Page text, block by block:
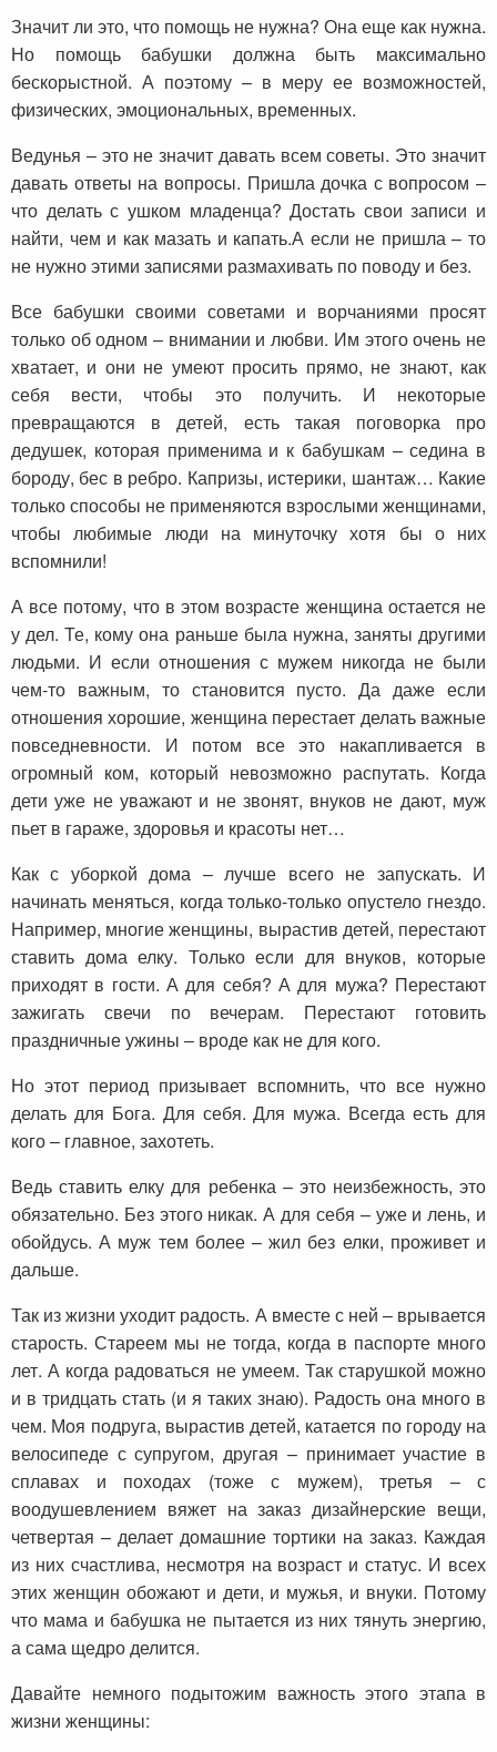
Значит ли это, что помощь не нужна? Она еще как нужна.
Но помощь бабушки должна быть максимально
бескорыстной. А поэтому – в меру ее возможностей,
физических, эмоциональных, временных.
Ведунья – это не значит давать всем советы. Это значит
давать ответы на вопросы. Пришла дочка с вопросом –
что делать с ушком младенца? Достать свои записи и
найти, чем и как мазать и капать.А если не пришла – то
не нужно этими записями размахивать по поводу и без.
Все бабушки своими советами и ворчаниями просят
только об одном – внимании и любви. Им этого очень не
хватает, и они не умеют просить прямо, не знают, как
себя вести, чтобы это получить. И некоторые
превращаются в детей, есть такая поговорка про
дедушек, которая применима и к бабушкам – седина в
бороду, бес в ребро. Капризы, истерики, шантаж… Какие
только способы не применяются взрослыми женщинами,
чтобы любимые люди на минуточку хотя бы о них
вспомнили!
А все потому, что в этом возрасте женщина остается не
у дел. Те, кому она раньше была нужна, заняты другими
людьми. И если отношения с мужем никогда не были
чем-то важным, то становится пусто. Да даже если
отношения хорошие, женщина перестает делать важные
повседневности. И потом все это накапливается в
огромный ком, который невозможно распутать. Когда
дети уже не уважают и не звонят, внуков не дают, муж
пьет в гараже, здоровья и красоты нет…
Как с уборкой дома – лучше всего не запускать. И
начинать меняться, когда только-только опустело гнездо.
Например, многие женщины, вырастив детей, перестают
ставить дома елку. Только если для внуков, которые
приходят в гости. А для себя? А для мужа? Перестают
зажигать свечи по вечерам. Перестают готовить
праздничные ужины – вроде как не для кого.
Но этот период призывает вспомнить, что все нужно
делать для Бога. Для себя. Для мужа. Всегда есть для
кого – главное, захотеть.
Ведь ставить елку для ребенка – это неизбежность, это
обязательно. Без этого никак. А для себя – уже и лень, и
обойдусь. А муж тем более – жил без елки, проживет и
дальше.
Так из жизни уходит радость. А вместе с ней – врывается
старость. Стареем мы не тогда, когда в паспорте много
лет. А когда радоваться не умеем. Так старушкой можно
и в тридцать стать (и я таких знаю). Радость она много в
чем. Моя подруга, вырастив детей, катается по городу на
велосипеде с супругом, другая – принимает участие в
сплавах и походах (тоже с мужем), третья – с
воодушевлением вяжет на заказ дизайнерские вещи,
четвертая – делает домашние тортики на заказ. Каждая
из них счастлива, несмотря на возраст и статус. И всех
этих женщин обожают и дети, и мужья, и внуки. Потому
что мама и бабушка не пытается из них тянуть энергию,
а сама щедро делится.
Давайте немного подытожим важность этого этапа в
жизни женщины: